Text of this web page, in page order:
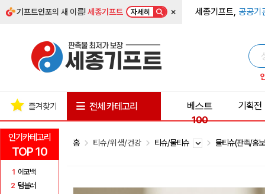
기프트인포의 새 이름!세종기프트 자세히 × 세종기프트, 공공기
인기카테고리
TOP 10
1 에코백
2 텀블러
즐겨찾기 전체 카테고리
베스트
100
기획전
홈 티슈/위생/건강 티슈/물티슈 물티슈(판촉/홍